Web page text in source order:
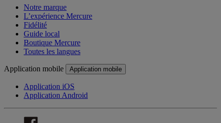
Notre marque
L’expérience Mercure
Fidélité
Guide local
Boutique Mercure
Toutes les langues
Application mobile Application mobile
Application iOS
Application Android